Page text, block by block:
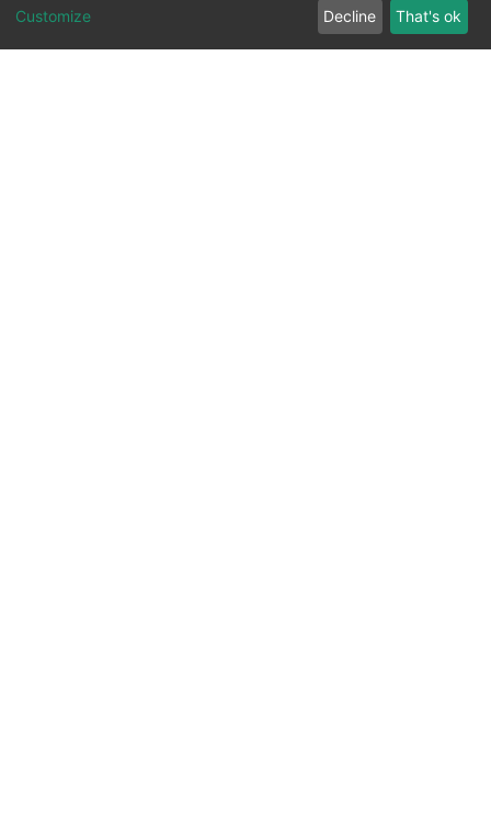
Customize Decline That's ok